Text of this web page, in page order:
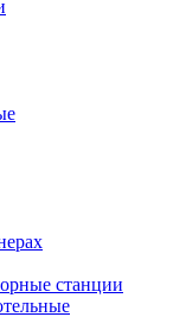
станции